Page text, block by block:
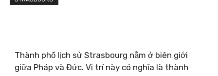
Thành phố lịch sử Strasbourg nằm ở biên giới
giữa Pháp và Đức. Vị trí này có nghĩa là thành